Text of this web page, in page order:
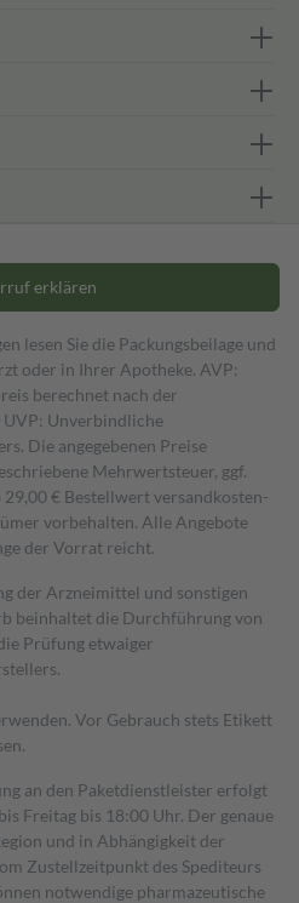
erklären
lesen Sie die Packungsbeilage und
oder in Ihrer Apotheke. AVP:
berechnet nach der
Unverbindliche
Die angegebenen Preise
Mehrwertsteuer, ggf.
29,00 € Bestell­wert versand­kosten­
vorbehalten. Alle Angebote
der Vorrat reicht.
der Arzneimittel und sonstigen
beinhaltet die Durchführung von
Prüfung etwaiger
Vor Gebrauch stets Etikett
an den Paketdienstleister erfolgt
Freitag bis 18:00 Uhr. Der genaue
und in Abhängigkeit der
Zustellzeitpunkt des Spediteurs
notwendige pharmazeutische